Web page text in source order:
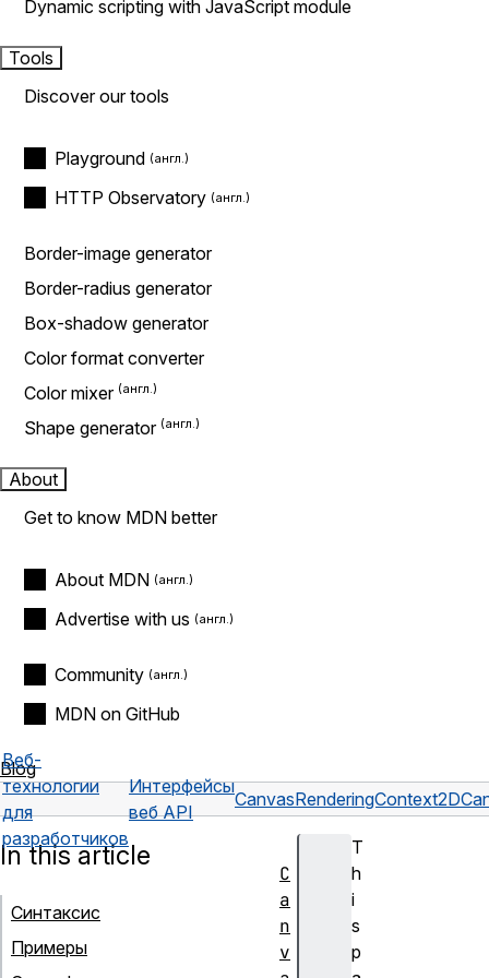
Dynamic scripting with JavaScript module
Tools
Discover our tools
Playground
HTTP Observatory
Border-image generator
Border-radius generator
Box-shadow generator
Color format converter
Color mixer
Shape generator
About
Get to know MDN better
About MDN
Advertise with us
Community
MDN on GitHub
Blog
Веб-
технологии
для
разработчиков
Интерфейсы
веб API
CanvasRenderingContext2D
T
h
i
s
p
In this article
Синтаксис
Примеры
C
a
n
v